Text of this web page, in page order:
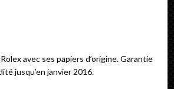
avec ses papiers d’origine. Garantie
jusqu’en janvier 2016.